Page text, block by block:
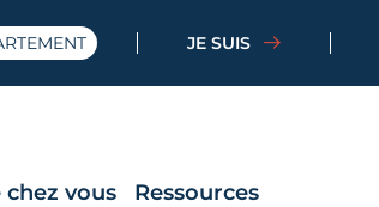
JE SUIS
vous Ressources